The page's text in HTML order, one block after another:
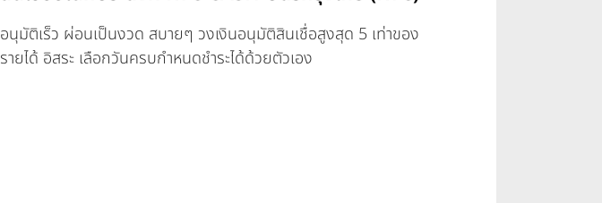
อนุมัติเร็ว ผ่อนเป็นงวด สบายๆ วงเงินอนุมัติสินเชื่อสูงสุด 5 เท่าของ
รายได้ อิสระ เลือกวันครบกำหนดชำระได้ด้วยตัวเอง